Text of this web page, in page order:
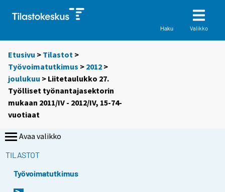
Haku Valikko
Etusivu > Tilastot >
Työvoimatutkimus > 2012 >
joulukuu > Liitetaulukko 27.
Työlliset työnantajasektorin
mukaan 2011/IV - 2012/IV, 15-74-
vuotiaat
Avaa valikko
TILASTOT
Työvoimatutkimus